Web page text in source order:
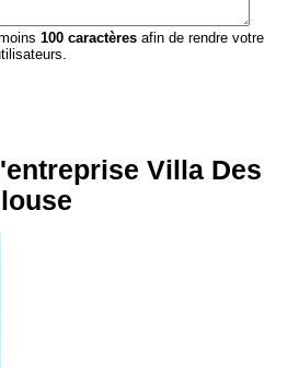
100 caractères afin de rendre votre
Villa Des